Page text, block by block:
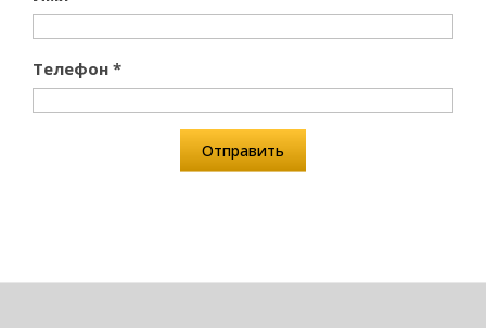
Телефон *